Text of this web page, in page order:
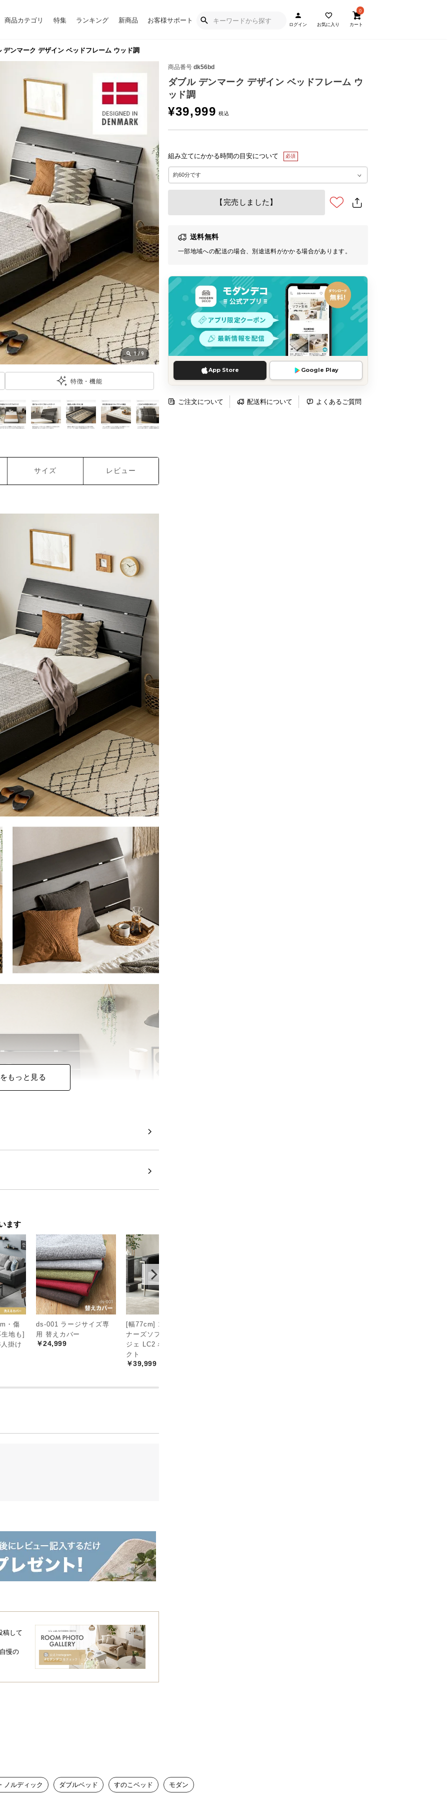
商品カテゴリ 特集 ランキング 新商品 お客様サポート
ログイン お気に入り
0
カート
デンマーク デザイン ベッドフレーム ウッド調
商品番号 dk56bd
ダブル デンマーク デザイン ベッドフレーム ウ
ッド調
¥39,999
組み立てにかかる時間の目安について
【完売しました】
送料無料
一部地域への配送の場合、別途送料がかかる場合があります。
App Store Google Play
ご注文について 配送料について よくあるご質問
1/ 9
特徴・機能
サイズ レビュー
ッド調ベッド
開放的なワイドダブルサイズのベッド
な広さです。通気性に優れたすのこ
本格北欧デザイン
もっと見る
ます
・傷
地も]
掛け
ds-001 ラージサイズ専
用 替えカバー
￥24,999
[幅77cm] 1人掛けデザイ
ナーズソファ ル・コルビ
ジェ LC2 名作 リプロダ
クト
￥39,999
稿して
慢の
ノルディック ダブルベッド すのこベッド モダン